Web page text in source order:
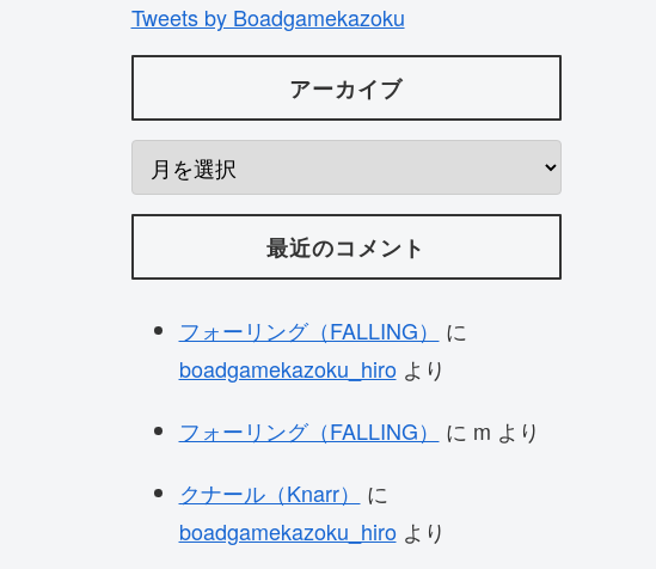
Tweets by Boadgamekazoku
アーカイブ
最近のコメント
フォーリング（FALLING）
に
boadgamekazoku_hiroより
フォーリング（FALLING）
に m より
クナール（Knarr）
に
boadgamekazoku_hiroより